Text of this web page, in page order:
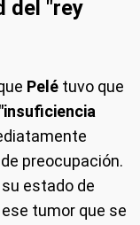
del "rey
Pelé tuvo que
"insuficiencia
preocupación.
estado de
tumor que se